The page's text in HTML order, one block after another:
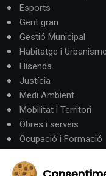
Esports
Gent gran
Gestió Municipal
Habitatge i Urbanisme
Hisenda
Justícia
Medi Ambient
Mobilitat i Territori
Obres i serveis
Ocupació i Formació
Política